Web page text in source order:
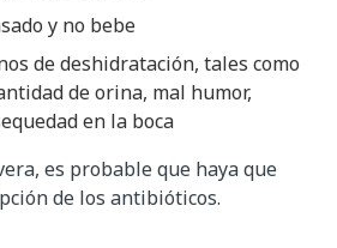
y no bebe
de deshidratación, tales como
de orina, mal humor,
en la boca
es probable que haya que
de los antibióticos.